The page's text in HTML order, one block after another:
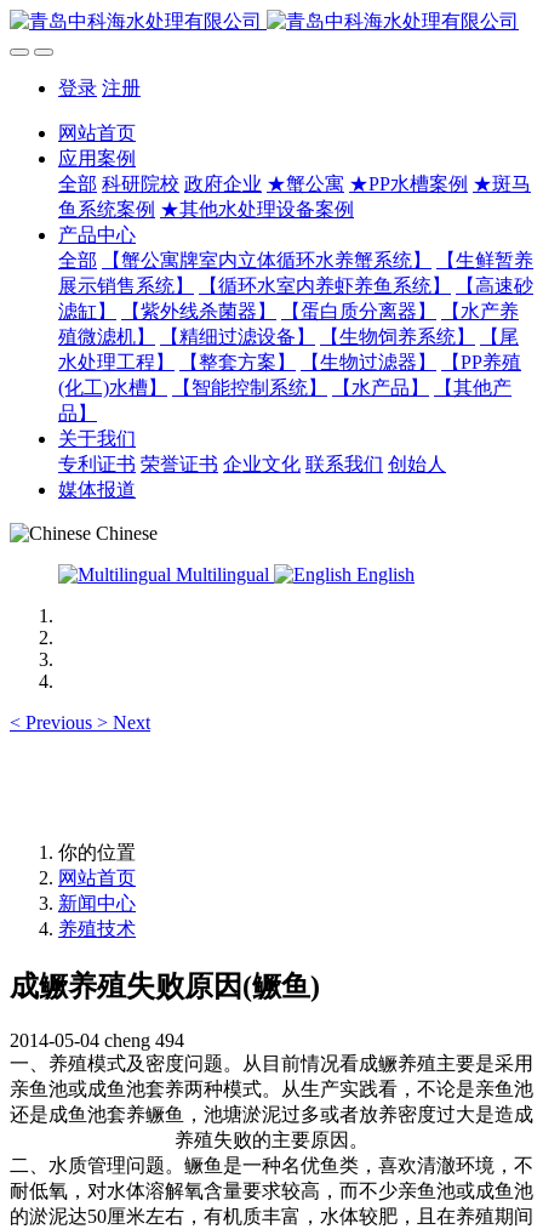
登录 注册
网站首页
应用案例
全部 科研院校 政府企业 ★蟹公寓 ★PP水槽案例 ★斑马
鱼系统案例 ★其他水处理设备案例
产品中心
全部
【蟹公寓牌室内立体循环水养蟹系统】
【生鲜暂养
展示销售系统】
【循环水室内养虾养鱼系统】
【高速砂
滤缸】
【紫外线杀菌器】 【蛋白质分离器】
【水产养
殖微滤机】
【精细过滤设备】 【生物饲养系统】
【尾
水处理工程】
【整套方案】 【生物过滤器】
【PP养殖
(化工)水槽】
【智能控制系统】 【水产品】
【其他产
品】
关于我们
专利证书 荣誉证书 企业文化 联系我们 创始人
媒体报道
Chinese
Multilingual
English
< Previous > Next
你的位置
网站首页
新闻中心
养殖技术
成鳜养殖失败原因(鳜鱼)
2014-05-04 cheng 494
一、养殖模式及密度问题。从目前情况看成鳜养殖主要是采用
亲鱼池或成鱼池套养两种模式。从生产实践看，不论是亲鱼池
还是成鱼池套养鳜鱼，池塘淤泥过多或者放养密度过大是造成
养殖失败的主要原因。
二、水质管理问题。鳜鱼是一种名优鱼类，喜欢清澈环境，不
耐低氧，对水体溶解氧含量要求较高，而不少亲鱼池或成鱼池
的淤泥达50厘米左右，有机质丰富，水体较肥，且在养殖期间